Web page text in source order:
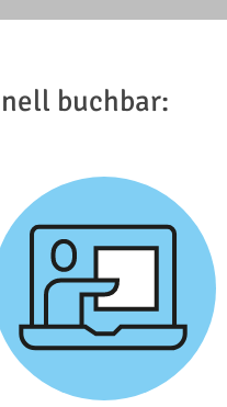
buchbar: